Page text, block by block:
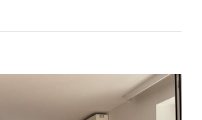
légtechnikában